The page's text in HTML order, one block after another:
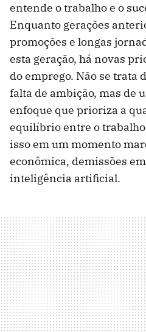
entende o trabalho e o
Enquanto gerações
promoções e longas
esta geração, há novas
do emprego. Não se trata
falta de ambição, mas de
enfoque que prioriza a
equilíbrio entre o
isso em um momento
econômica, demissões
inteligência artificial.